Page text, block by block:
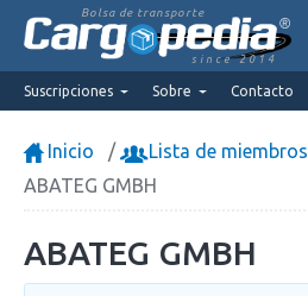
Bolsa de transporte
since 2014
Suscripciones Sobre Contacto
Inicio
Lista de miembros
ABATEG GMBH
ABATEG GMBH